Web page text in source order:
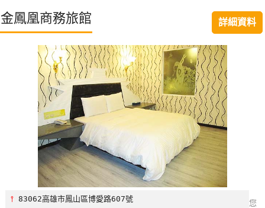
特
紅
金鳳凰商務旅館 詳細資料
⫯83062高雄市鳳山區博愛路607號
您